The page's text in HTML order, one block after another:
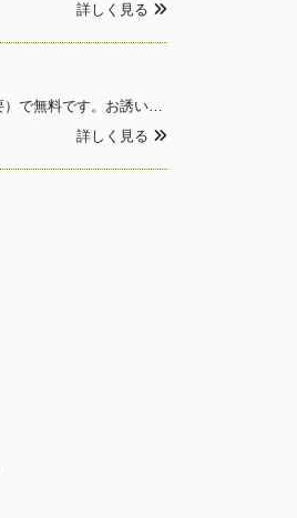
詳しく見る
2025年度シェイクスピア祭（日本英文学会・日本シェイクスピア協会共催）の予定は以下の通りです。一般公開（事前予約不要）で無料です。お誘いあわせのうえ、奮ってご参加ください。 日時：2025年4月26日（土）13:00～16:40場所：立正大学品川キャンパス 11号館5
詳しく見る